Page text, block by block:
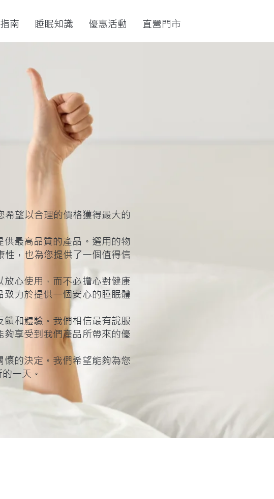
南 睡眠知識 優惠活動 直營門市
希望以合理的價格獲得最大的
最高品質的產品。選用的物
，也為您提供了一個值得信
心使用，而不必擔心對健康
力於提供一個安心的睡眠體
和體驗。我們相信最有說服
享受到我們產品所帶來的優
的決定。我們希望能夠為您
一天。